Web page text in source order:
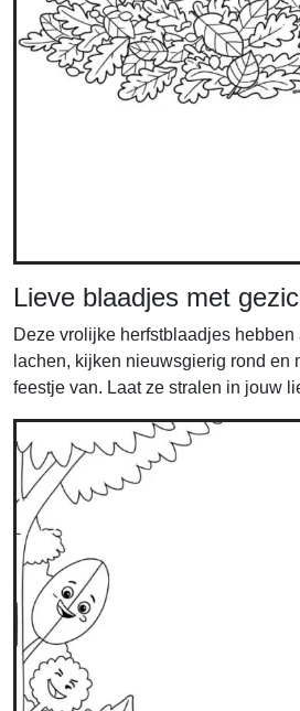
Lieve blaadjes met
Deze vrolijke herfstblaadjes
lachen, kijken nieuwsgierig rond en
feestje van. Laat ze stralen in jouw